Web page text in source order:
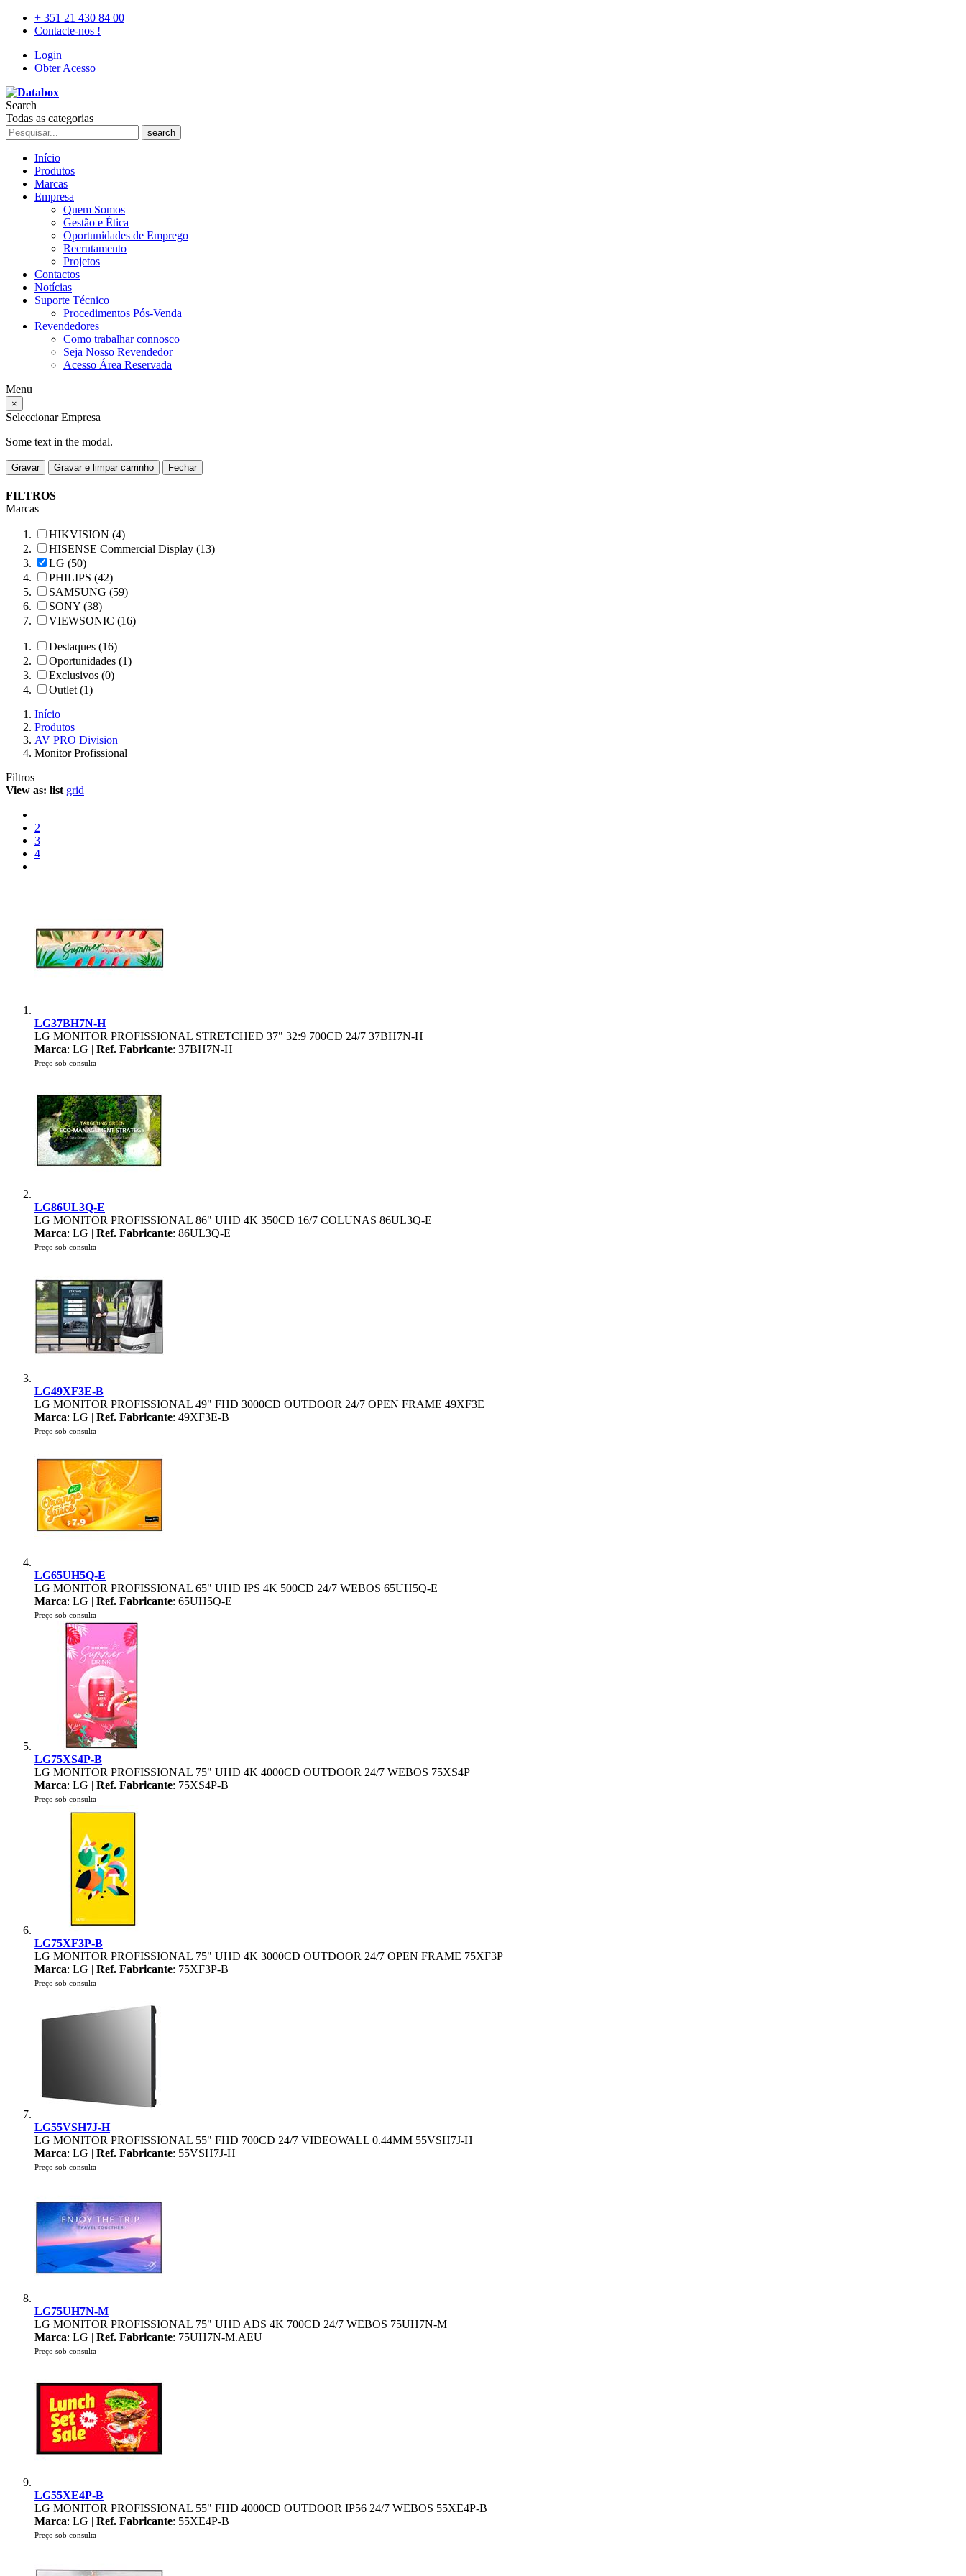
+ 351 21 430 84 00
Contacte-nos !
Login
Obter Acesso
Search
Todas as categorias
search
Início
Produtos
Marcas
Empresa
Quem Somos
Gestão e Ética
Oportunidades de Emprego
Recrutamento
Projetos
Contactos
Notícias
Suporte Técnico
Procedimentos Pós-Venda
Revendedores
Como trabalhar connosco
Seja Nosso Revendedor
Acesso Área Reservada
Menu
×
Seleccionar Empresa
Some text in the modal.
Gravar Gravar e limpar carrinho Fechar
FILTROS
Marcas
HIKVISION (4)
HISENSE Commercial Display (13)
LG (50)
PHILIPS (42)
SAMSUNG (59)
SONY (38)
VIEWSONIC (16)
Destaques (16)
Oportunidades (1)
Exclusivos (0)
Outlet (1)
Início
Produtos
AV PRO Division
Monitor Profissional
Filtros
View as: list grid
2
3
4
LG37BH7N-H
LG MONITOR PROFISSIONAL STRETCHED 37" 32:9 700CD 24/7 37BH7N-H
Marca: LG | Ref. Fabricante: 37BH7N-H
Preço sob consulta
LG86UL3Q-E
LG MONITOR PROFISSIONAL 86" UHD 4K 350CD 16/7 COLUNAS 86UL3Q-E
Marca: LG | Ref. Fabricante: 86UL3Q-E
Preço sob consulta
LG49XF3E-B
LG MONITOR PROFISSIONAL 49" FHD 3000CD OUTDOOR 24/7 OPEN FRAME 49XF3E
Marca: LG | Ref. Fabricante: 49XF3E-B
Preço sob consulta
LG65UH5Q-E
LG MONITOR PROFISSIONAL 65" UHD IPS 4K 500CD 24/7 WEBOS 65UH5Q-E
Marca: LG | Ref. Fabricante: 65UH5Q-E
Preço sob consulta
LG75XS4P-B
LG MONITOR PROFISSIONAL 75" UHD 4K 4000CD OUTDOOR 24/7 WEBOS 75XS4P
Marca: LG | Ref. Fabricante: 75XS4P-B
Preço sob consulta
LG75XF3P-B
LG MONITOR PROFISSIONAL 75" UHD 4K 3000CD OUTDOOR 24/7 OPEN FRAME 75XF3P
Marca: LG | Ref. Fabricante: 75XF3P-B
Preço sob consulta
LG55VSH7J-H
LG MONITOR PROFISSIONAL 55" FHD 700CD 24/7 VIDEOWALL 0.44MM 55VSH7J-H
Marca: LG | Ref. Fabricante: 55VSH7J-H
Preço sob consulta
LG75UH7N-M
LG MONITOR PROFISSIONAL 75" UHD ADS 4K 700CD 24/7 WEBOS 75UH7N-M
Marca: LG | Ref. Fabricante: 75UH7N-M.AEU
Preço sob consulta
LG55XE4P-B
LG MONITOR PROFISSIONAL 55" FHD 4000CD OUTDOOR IP56 24/7 WEBOS 55XE4P-B
Marca: LG | Ref. Fabricante: 55XE4P-B
Preço sob consulta